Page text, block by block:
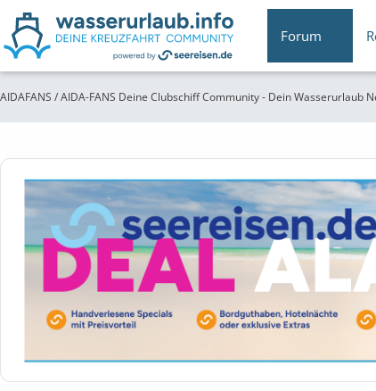
Forum
AIDAFANS / AIDA-FANS Deine Clubschiff Community - Dein Wasserurlaub